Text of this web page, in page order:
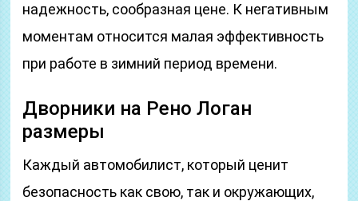
надежность, сообразная цене. К негативным
моментам относится малая эффективность
при работе в зимний период времени.
Дворники на Рено Логан
размеры
Каждый автомобилист, который ценит
безопасность как свою, так и окружающих,